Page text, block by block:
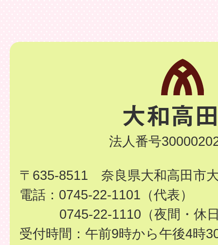
法人番号
〒635-8511 奈良県大和高田市
電話：0745-22-1101（代表）
0745-22-1110（夜間・休
受付時間：午前9時から午後4時